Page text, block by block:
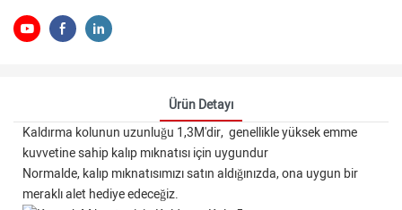
Ürün Detayı
Kaldırma kolunun uzunluğu 1,3M'dir, genellikle yüksek emme
kuvvetine sahip kalıp mıknatısı için uygundur
Normalde, kalıp mıknatısımızı satın aldığınızda, ona uygun bir
meraklı alet hediye edeceğiz.